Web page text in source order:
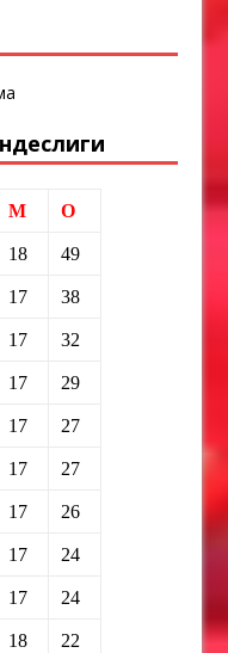
М О
18 49
17 38
17 32
17 29
17 27
17 27
17 26
17 24
17 24
18 22